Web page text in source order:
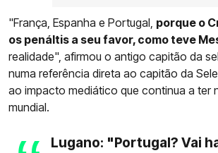
"França, Espanha e Portugal, porque o
os penáltis a seu favor, como teve
realidade", afirmou o antigo capitão da
numa referência direta ao capitão da
ao impacto mediático que continua a ter
mundial.
Lugano: "Portugal? Vai